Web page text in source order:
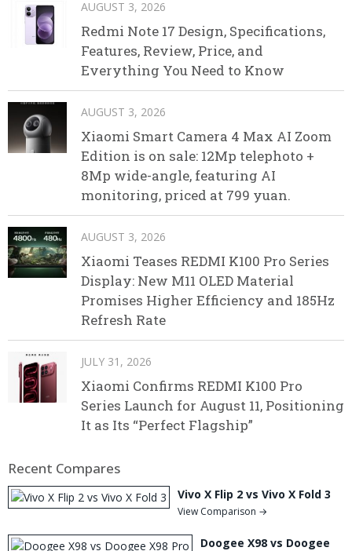
AUGUST 3, 2026
Redmi Note 17 Design, Specifications,
Features, Review, Price, and
Everything You Need to Know
AUGUST 3, 2026
Xiaomi Smart Camera 4 Max AI Zoom
Edition is on sale: 12Mp telephoto +
8Mp wide-angle, featuring AI
monitoring, priced at 799 yuan.
AUGUST 3, 2026
Xiaomi Teases REDMI K100 Pro Series
Display: New M11 OLED Material
Promises Higher Efficiency and 185Hz
Refresh Rate
JULY 31, 2026
Xiaomi Confirms REDMI K100 Pro
Series Launch for August 11, Positioning
It as Its “Perfect Flagship”
Recent Compares
Vivo X Flip 2 vs Vivo X Fold 3
View Comparison →
Doogee X98 vs Doogee